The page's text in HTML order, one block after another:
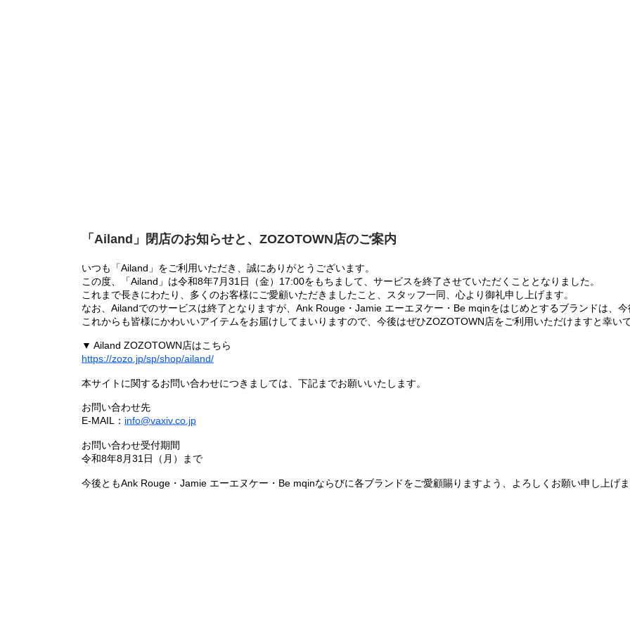
「Ailand」閉店のお知らせと、ZOZOTOWN店のご案内
いつも「Ailand」をご利用いただき、誠にありがとうございます。
この度、「Ailand」は令和8年7月31日（金）17:00をもちまして、サービスを終了させていただくこととなりました。
これまで長きにわたり、多くのお客様にご愛顧いただきましたこと、スタッフ一同、心より御礼申し上げます。
なお、Ailandでのサービスは終了となりますが、Ank Rouge・Jamie エーエヌケー・Be mqinをはじめとするブランドは、
これからも皆様にかわいいアイテムをお届けしてまいりますので、今後はぜひZOZOTOWN店をご利用いただけますと幸いで
▼ Ailand ZOZOTOWN店はこちら
https://zozo.jp/sp/shop/ailand/
本サイトに関するお問い合わせにつきましては、下記までお願いいたします。
お問い合わせ先
E-MAIL： info@vaxiv.co.jp
お問い合わせ受付期間
令和8年8月31日（月）まで
今後ともAnk Rouge・Jamie エーエヌケー・Be mqinならびに各ブランドをご愛顧賜りますよう、よろしくお願い申し上げま